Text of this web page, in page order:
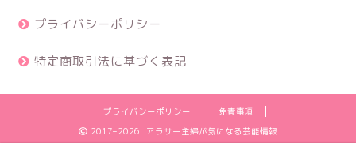
プライバシーポリシー
特定商取引法に基づく表記
プライバシーポリシー
免責事項
2017–2026 アラサー主婦が気になる芸能情報